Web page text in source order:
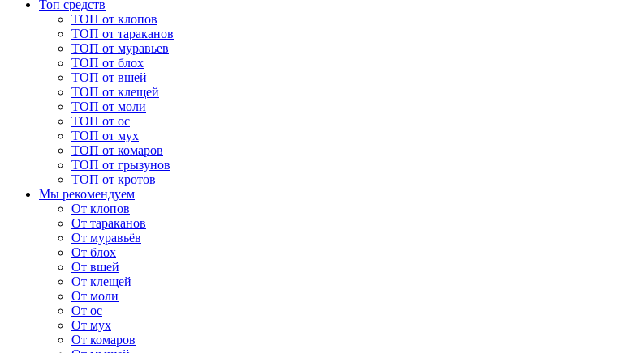
Топ средств
ТОП от клопов
ТОП от тараканов
ТОП от муравьев
ТОП от блох
ТОП от вшей
ТОП от клещей
ТОП от моли
ТОП от ос
ТОП от мух
ТОП от комаров
ТОП от грызунов
ТОП от кротов
Мы рекомендуем
От клопов
От тараканов
От муравьёв
От блох
От вшей
От клещей
От моли
От ос
От мух
От комаров